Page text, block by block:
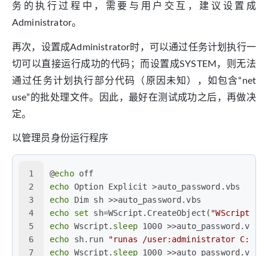
务的执行过程中，需要与用户交互，建议设置成
Administrator。
再次，设置成Administrator时，可以通过任务计划执行一
切可以直接运行成功的代码；而设置成SYSTEM，则无法
通过任务计划执行部分代码（原因未知），如包含“net
use”的批处理文件。因此，最好在测试成功之后，再做决
定。
以管理员身份运行程序
1
2
3
4
5
6
7
@echo off
echo Option Explicit >auto_password.vbs
echo Dim sh >>auto_password.vbs
echo
set sh=WScript.CreateObject(
echo Wscript. sleep 1000 >>auto_password.vbs
echo sh.run
"runas /user:administrator
echo Wscript. sleep 1000 >>auto_password.vbs